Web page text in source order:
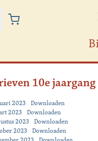
10e
2023
Downloaden
2023
Downloaden
2023
Downloaden
2023
Downloaden